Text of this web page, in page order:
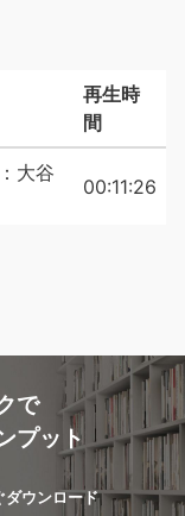
再生時
間
大谷
00:11:26
で
プット
ダウンロード